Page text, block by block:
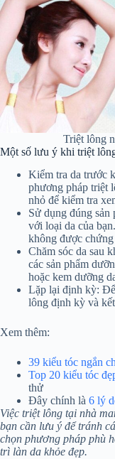
Triệt lông
Một số lưu ý khi triệt
Kiểm tra da trước
phương pháp triệt
nhỏ để kiểm tra
Sử dụng đúng sản
với loại da của
không được chứng
Chăm sóc da sau
các sản phẩm
hoặc kem dưỡng
Lặp lại định kỳ:
lông định kỳ và
Xem thêm:
39 kiểu tóc ngắn
Top 20 kiểu tóc
thử
Đây chính là 6 lý
Việc triệt lông tại nhà
bạn cần lưu ý để tránh
chọn phương pháp phù
trì làn da khỏe đẹp.